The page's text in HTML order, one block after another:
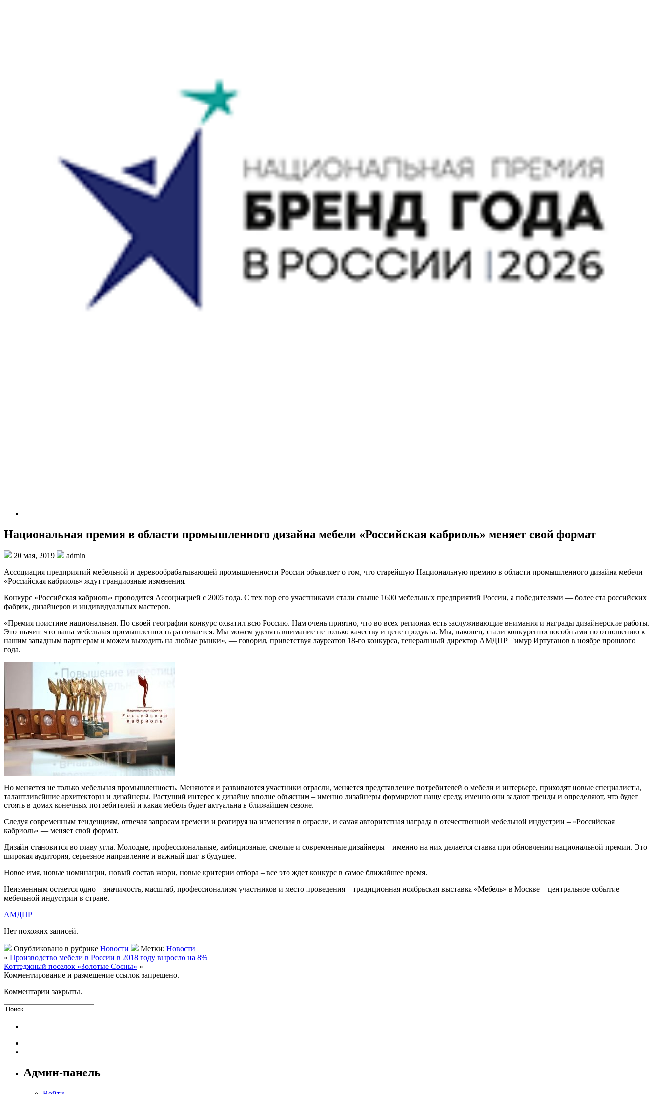
Национальная премия в области промышленного дизайна мебели «Российская кабриоль» меняет свой формат
20 мая, 2019
admin
Ассоциация предприятий мебельной и деревообрабатывающей промышленности России объявляет о том, что старейшую Национальную премию в области промышленного дизайна мебели
«Российская кабриоль» ждут грандиозные изменения.
Конкурс «Российская кабриоль» проводится Ассоциацией с 2005 года. С тех пор его участниками стали свыше 1600 мебельных предприятий России, а победителями — более ста российских
фабрик, дизайнеров и индивидуальных мастеров.
«Премия поистине национальная. По своей географии конкурс охватил всю Россию. Нам очень приятно, что во всех регионах есть заслуживающие внимания и награды дизайнерские работы.
Это значит, что наша мебельная промышленность развивается. Мы можем уделять внимание не только качеству и цене продукта. Мы, наконец, стали конкурентоспособными по отношению к
нашим западным партнерам и можем выходить на любые рынки», — говорил, приветствуя лауреатов 18-го конкурса, генеральный директор АМДПР Тимур Иртуганов в ноябре прошлого
года.
Но меняется не только мебельная промышленность. Меняются и развиваются участники отрасли, меняется представление потребителей о мебели и интерьере, приходят новые специалисты,
талантливейшие архитекторы и дизайнеры. Растущий интерес к дизайну вполне объясним – именно дизайнеры формируют нашу среду, именно они задают тренды и определяют, что будет
стоять в домах конечных потребителей и какая мебель будет актуальна в ближайшем сезоне.
Следуя современным тенденциям, отвечая запросам времени и реагируя на изменения в отрасли, и самая авторитетная награда в отечественной мебельной индустрии – «Российская
кабриоль» — меняет свой формат.
Дизайн становится во главу угла. Молодые, профессиональные, амбициозные, смелые и современные дизайнеры – именно на них делается ставка при обновлении национальной премии. Это
широкая аудитория, серьезное направление и важный шаг в будущее.
Новое имя, новые номинации, новый состав жюри, новые критерии отбора – все это ждет конкурс в самое ближайшее время.
Неизменным остается одно – значимость, масштаб, профессионализм участников и место проведения – традиционная ноябрьская выставка «Мебель» в Москве – центральное событие
мебельной индустрии в стране.
АМДПР
Нет похожих записей.
Опубликовано в рубрике Новости Метки: Новости
« Производство мебели в России в 2018 году выросло на 8%
Коттеджный поселок «Золотые Сосны» »
Комментирование и размещение ссылок запрещено.
Комментарии закрыты.
Админ-панель